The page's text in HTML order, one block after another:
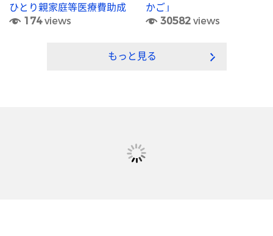
ひとり親家庭等医療費助成
「現況届」の提出について
174views
かご」
30582views
もっと見る